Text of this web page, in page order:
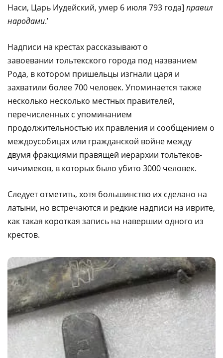
Наси, Царь Иудейский, умер 6 июля 793 года] правил
народами.’
Надписи на крестах рассказывают о
завоевании тольтекского города под названием
Рода, в котором пришельцы изгнали царя и
захватили более 700 человек. Упоминается также
несколько несколько местных правителей,
перечисленных с упоминанием
продолжительностью их правления и сообщением о
междоусобицах или гражданской войне между
двумя фракциями правящей иерархии тольтеков-
чичимеков, в которых было убито 3000 человек.
Следует отметить, хотя большинство их сделано на
латыни, но встречаются и редкие надписи на иврите,
как такая короткая запись на навершии одного из
крестов.